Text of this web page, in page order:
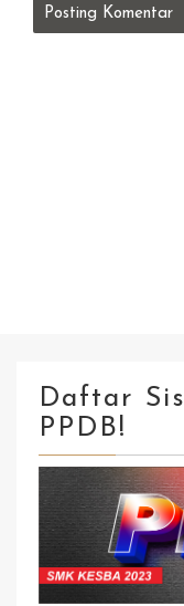
Posting Komentar
Daftar
PPDB!